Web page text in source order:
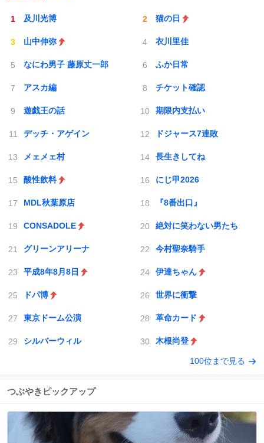
及川光博 猫の日
山中伸弥 衣川里佳
なにわ男子 藤原丈一郎 ふか日常
アスカ編 チケット確認
遊戯王の話 期限内支払い
デッチ・アゲイン ドジャース7連敗
メェメェ村 長生きしてね
酸性飲料 にじ甲2026
MDL秋葉原店 『8番出口』
CONSADOLE 絶対に笑わない男たち
グリーンアリーナ 今村聖奈騎手
平成8年8月8日 伊達ちゃん
ドパ博 世界に衝撃
東京ドーム公演 革命カード
シルバーウィル 木根尚登
100位まで見る
つぶやきピックアップ